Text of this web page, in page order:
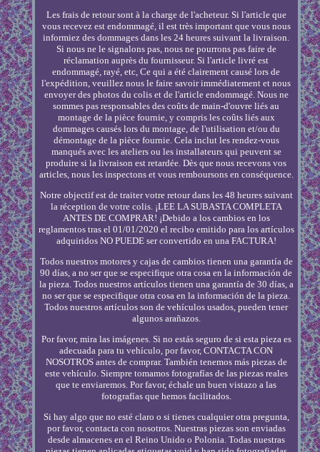
Les frais de retour sont à la charge de l'acheteur. Si l'article que
vous recevez est endommagé, il est très important que vous nous
informiez des dommages dans les 24 heures suivant la livraison.
Si nous ne le signalons pas, nous ne pourrons pas faire de
réclamation auprès du fournisseur. Si l'article livré est
endommagé, rayé, etc, Ce qui a été clairement causé lors de
l'expédition, veuillez nous le faire savoir immédiatement et nous
envoyer des photos du colis et de l'article endommagé. Nous ne
sommes pas responsables des coûts de main-d'ouvre liés au
montage de la pièce fournie, y compris les coûts liés aux
dommages causés lors du montage, de l'utilisation et/ou du
démontage de la pièce fournie. Cela inclut les rendez-vous
manqués avec les ateliers ou les installateurs qui peuvent se
produire si la livraison est retardée. Dès que nous recevons vos
articles, nous les inspectons et vous remboursons en conséquence.
Notre objectif est de traiter votre retour dans les 48 heures suivant
la réception de votre colis. ¡LEE LA SUBASTA COMPLETA
ANTES DE COMPRAR! ¡Debido a los cambios en los
reglamentos tras el 01/01/2020 el recibo emitido para los artículos
adquiridos NO PUEDE ser convertido en una FACTURA!
Todos nuestros motores y cajas de cambios tienen una garantía de
90 días, a no ser que se especifique otra cosa en la información de
la pieza. Todos nuestros artículos tienen una garantía de 30 días, a
no ser que se especifique otra cosa en la información de la pieza.
Todos nuestros artículos son de vehículos usados, pueden tener
algunos arañazos.
Por favor, mira las imágenes. Si no estás seguro de si esta pieza es
adecuada para tu vehículo, por favor, CONTACTA CON
NOSOTROS antes de comprar. También tenemos más piezas de
este vehículo. Siempre tomamos fotografías de las piezas reales
que te enviaremos. Por favor, échale un buen vistazo a las
fotografías que hemos facilitados.
Si hay algo que no esté claro o si tienes cualquier otra pregunta,
por favor, contacta con nosotros. Nuestras piezas son enviadas
desde almacenes en el Reino Unido o Polonia. Todas nuestras